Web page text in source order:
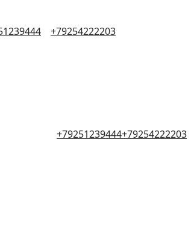
+79254222203
+79251239444+79254222203